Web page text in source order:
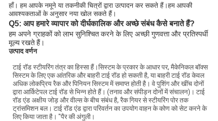
हाँ। हम आपके नमूने या तकनीकी चित्रों द्वारा उत्पादन कर सकते हैं।हम आपकी
आवश्यकताओं के अनुसार नया खोल सकते हैं।
Q5: आप हमारे व्यापार को दीर्घकालिक और अच्छे संबंध कैसे बनाते हैं?
हम अपने ग्राहकों को लाभ सुनिश्चित करने के लिए अच्छी गुणवत्ता और प्रतिस्पर्धी
मूल्य रखते हैं।
उत्पाद वर्णन
टाई रॉड स्टीयरिंग तंत्र का हिस्सा हैं।सिस्टम के प्रकार के आधार पर, मैकेनिकल बॉक्स
सिस्टम के लिए एक आंतरिक और बाहरी टाई रॉड हो सकती है, या बाहरी टाई रॉड केवल
अधिक लोकप्रिय रैक और पिनियन सिस्टम में समाप्त होती है। वे पुशिंग और खींच दोनों
द्वारा आर्किटेपल टाई रॉड से भिन्न होते हैं। (तनाव और संपीड़न दोनों में संचालन)। टाई
रॉड एंड अक्षीय जोड़ और वील्स के बीच संबंध है, रैक गियर से स्टीयरिंग पोर तक
ट्रांसमिशन बल। टाई रॉड एंड द्वारा परिवर्तन का उपयोग वाहन के कोण को सेट करने के
लिए किया जाता है। "पैर की अंगुली।